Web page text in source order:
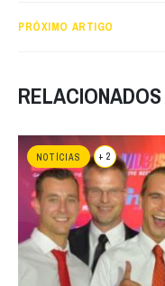
PRÓXIMO ARTIGO
RELACIONADOS
NOTÍCIAS + 2